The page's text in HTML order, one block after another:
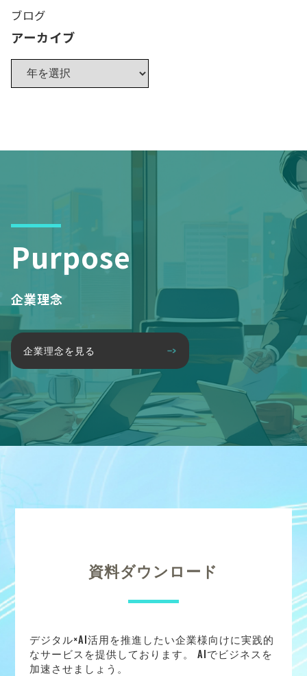
ブログ
アーカイブ
Purpose
企業理念
企業理念を見る
資料ダウンロード
デジタル×AI活用を推進したい企業様向けに実践的
なサービスを提供しております。 AIでビジネスを
加速させましょう。